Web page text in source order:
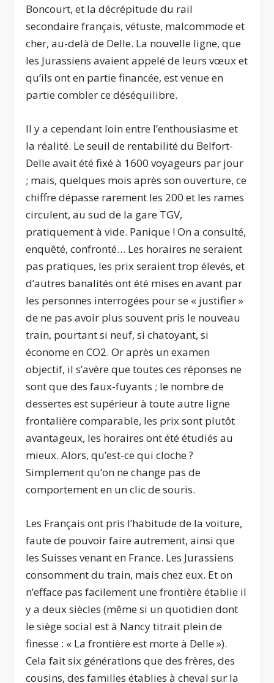
Boncourt, et la décrépitude du rail
secondaire français, vétuste, malcommode et
cher, au-delà de Delle. La nouvelle ligne, que
les Jurassiens avaient appelé de leurs vœux et
qu’ils ont en partie financée, est venue en
partie combler ce déséquilibre.
Il y a cependant loin entre l’enthousiasme et
la réalité. Le seuil de rentabilité du Belfort-
Delle avait été fixé à 1600 voyageurs par jour
; mais, quelques mois après son ouverture, ce
chiffre dépasse rarement les 200 et les rames
circulent, au sud de la gare TGV,
pratiquement à vide. Panique ! On a consulté,
enquêté, confronté… Les horaires ne seraient
pas pratiques, les prix seraient trop élevés, et
d’autres banalités ont été mises en avant par
les personnes interrogées pour se « justifier »
de ne pas avoir plus souvent pris le nouveau
train, pourtant si neuf, si chatoyant, si
économe en CO2. Or après un examen
objectif, il s’avère que toutes ces réponses ne
sont que des faux-fuyants ; le nombre de
dessertes est supérieur à toute autre ligne
frontalière comparable, les prix sont plutôt
avantageux, les horaires ont été étudiés au
mieux. Alors, qu’est-ce qui cloche ?
Simplement qu’on ne change pas de
comportement en un clic de souris.
Les Français ont pris l’habitude de la voiture,
faute de pouvoir faire autrement, ainsi que
les Suisses venant en France. Les Jurassiens
consomment du train, mais chez eux. Et on
n’efface pas facilement une frontière établie il
y a deux siècles (même si un quotidien dont
le siège social est à Nancy titrait plein de
finesse : « La frontière est morte à Delle »).
Cela fait six générations que des frères, des
cousins, des familles établies à cheval sur la